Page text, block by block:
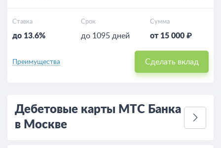
Ставка
до 13.6%
Срок
до 1095 дней
Сумма
от 15 000 ₽
Преимущества Сделать вклад
Дебетовые карты МТС Банка
в Москве